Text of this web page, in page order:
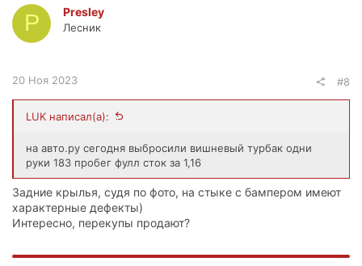
P Presley
Лесник
20 Ноя 2023 #8
LUK написал(а):
на авто.ру сегодня выбросили вишневый турбак одни
руки 183 пробег фулл сток за 1,16
Задние крылья, судя по фото, на стыке с бампером имеют
характерные дефекты)
Интересно, перекупы продают?